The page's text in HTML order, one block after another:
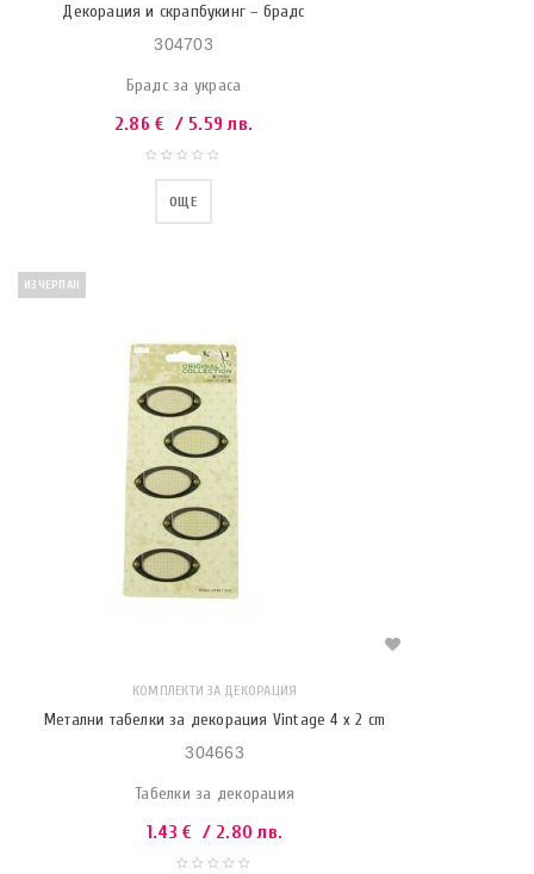
Декорация и скрапбукинг – брадс
304703
Брадс за украса
2.86€ / 5.59 лв.
ОЩЕ
ИЗЧЕРПАН
КОМПЛЕКТИ ЗА ДЕКОРАЦИЯ
Метални табелки за декорация Vintage 4 x 2 cm
304663
Табелки за декорация
1.43€ / 2.80 лв.